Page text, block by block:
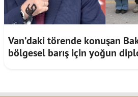
Van’daki törende konuşan
bölgesel barış için yoğun